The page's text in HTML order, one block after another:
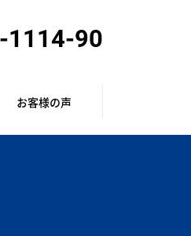
1114-90
お客様の声